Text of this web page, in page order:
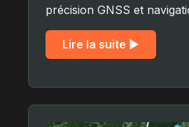
précision GNSS et
Lire la suite ▶︎